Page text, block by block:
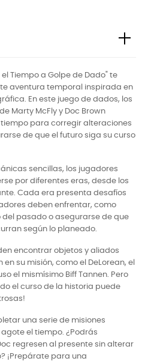
Tiempo a Golpe de Dado" te
aventura temporal inspirada en
En este juego de dados, los
Marty McFly y Doc Brown
para corregir alteraciones
de que el futuro siga su curso
sencillas, los jugadores
por diferentes eras, desde los
Cada era presenta desafíos
deben enfrentar, como
pasado o asegurarse de que
según lo planeado.
encontrar objetos y aliados
su misión, como el DeLorean, el
el mismísimo Biff Tannen. Pero
el curso de la historia puede
una serie de misiones
el tiempo. ¿Podrás
regresen al presente sin alterar
¡Prepárate para una